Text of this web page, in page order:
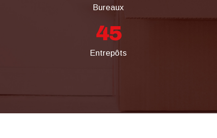
Bureaux
45
Entrepôts